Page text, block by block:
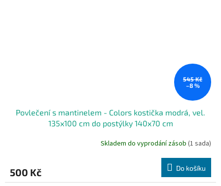
545 Kč
–8 %
Povlečení s mantinelem - Colors kostička modrá, vel.
135x100 cm do postýlky 140x70 cm
Skladem do vyprodání zásob (1 sada)
500 Kč Do košíku